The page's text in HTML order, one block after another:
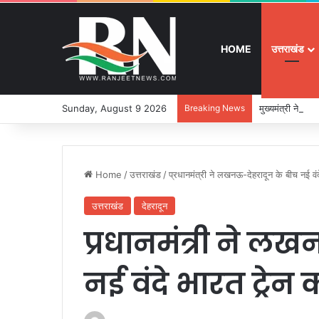
HOME उत्तराखंड
Sunday, August 9 2026 Breaking News मुख्यमंत्री ने 9
Home /उत्तराखंड /प्रधानमंत्री ने लखनऊ-देहरादून के बीच नई
उत्तराखंड देहरादून
प्रधानमंत्री ने
नई वंदे भारत ट्रेन